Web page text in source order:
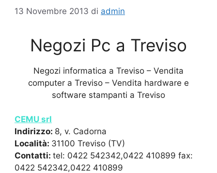
13 Novembre 2013 di admin
Negozi Pc a Treviso
Negozi informatica a Treviso – Vendita
computer a Treviso – Vendita hardware e
software stampanti a Treviso
CEMU srl
Indirizzo: 8, v. Cadorna
Località: 31100 Treviso (TV)
Contatti: tel: 0422 542342,0422 410899 fax:
0422 542342,0422 410899